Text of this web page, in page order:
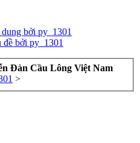
bởi py_1301
đề bởi py_1301
Đàn Cầu Lông Việt Nam
>